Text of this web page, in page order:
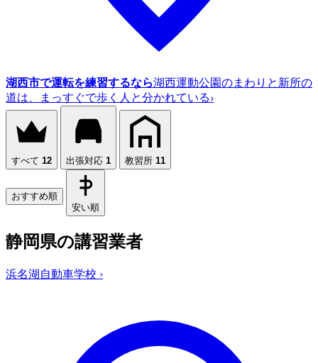
湖西市で運転を練習するなら湖西運動公園のまわりと新所の
道は、まっすぐで歩く人と分かれている›
すべて 12 出張対応 1 教習所 11
おすすめ順
安い順
静岡県の講習業者
浜名湖自動車学校 ›